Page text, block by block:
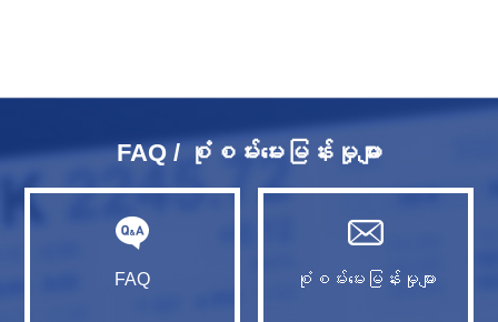
FAQ / စုံစမ်းမေးမြန်းမှုများ
FAQ စုံစမ်းမေးမြန်းမှုများ